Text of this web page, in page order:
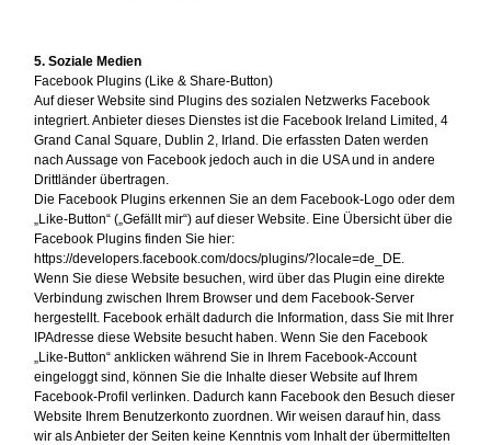
5. Soziale Medien
Facebook Plugins (Like & Share-Button)
Auf dieser Website sind Plugins des sozialen Netzwerks Facebook
integriert. Anbieter dieses Dienstes ist die Facebook Ireland Limited, 4
Grand Canal Square, Dublin 2, Irland. Die erfassten Daten werden
nach Aussage von Facebook jedoch auch in die USA und in andere
Drittländer übertragen.
Die Facebook Plugins erkennen Sie an dem Facebook-Logo oder dem
„Like-Button“ („Gefällt mir“) auf dieser Website. Eine Übersicht über die
Facebook Plugins finden Sie hier:
https://developers.facebook.com/docs/plugins/?locale=de_DE.
Wenn Sie diese Website besuchen, wird über das Plugin eine direkte
Verbindung zwischen Ihrem Browser und dem Facebook-Server
hergestellt. Facebook erhält dadurch die Information, dass Sie mit Ihrer
IPAdresse diese Website besucht haben. Wenn Sie den Facebook
„Like-Button“ anklicken während Sie in Ihrem Facebook-Account
eingeloggt sind, können Sie die Inhalte dieser Website auf Ihrem
Facebook-Profil verlinken. Dadurch kann Facebook den Besuch dieser
Website Ihrem Benutzerkonto zuordnen. Wir weisen darauf hin, dass
wir als Anbieter der Seiten keine Kenntnis vom Inhalt der übermittelten